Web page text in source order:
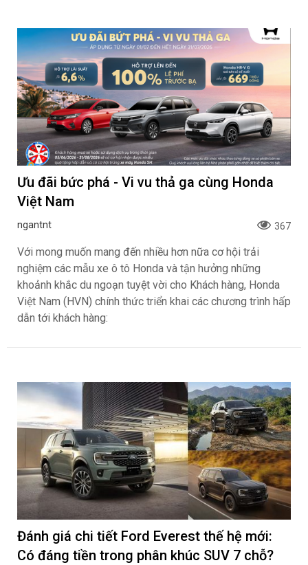
Ưu đãi bức phá - Vi vu thả ga cùng Honda
Việt Nam
ngantnt 367
Với mong muốn mang đến nhiều hơn nữa cơ hội trải
nghiệm các mẫu xe ô tô Honda và tận hưởng những
khoảnh khắc du ngoạn tuyệt vời cho Khách hàng, Honda
Việt Nam (HVN) chính thức triển khai các chương trình hấp
dẫn tới khách hàng:
Đánh giá chi tiết Ford Everest thế hệ mới:
Có đáng tiền trong phân khúc SUV 7 chỗ?